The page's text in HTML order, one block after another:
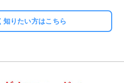
知りたい方はこちら